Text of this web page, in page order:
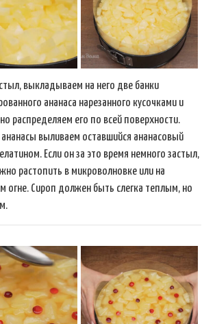
выкладываем на него две банки
ананаса нарезанного кусочками и
распределяем его по всей поверхности.
ананасы выливаем оставшийся ананасовый
Если он за это время немного застыл,
растопить в микроволновке или на
огне. Сироп должен быть слегка теплым, но